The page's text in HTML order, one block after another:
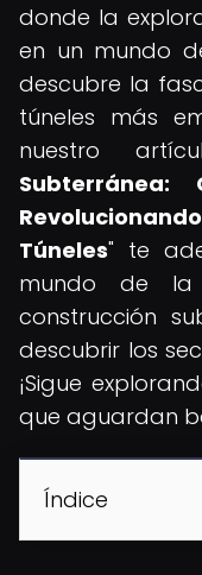
donde la
en un mundo
descubre la
túneles más
nuestro
Túneles" te
mundo de
construcción
descubrir los
¡Sigue
que aguardan
Índice